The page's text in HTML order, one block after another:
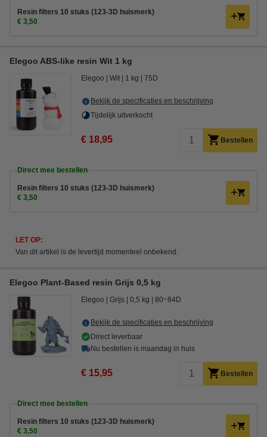
Resin filters 10 stuks (123-3D huismerk)
€ 3,50
Elegoo ABS-like resin Wit 1 kg
Elegoo Wit 1 kg 75D
Bekijk de specificaties en beschrijving
Tijdelijk uitverkocht
€ 18,95 Bestellen
Direct mee bestellen
Resin filters 10 stuks (123-3D huismerk)
€ 3,50
LET OP:
Van dit artikel is de levertijd momenteel onbekend.
Elegoo Plant-Based resin Grijs 0,5 kg
Elegoo Grijs 0,5 kg 80~84D
Bekijk de specificaties en beschrijving
Direct leverbaar
Nu bestellen is maandag in huis
€ 15,95 Bestellen
Direct mee bestellen
Resin filters 10 stuks (123-3D huismerk)
€ 3,50